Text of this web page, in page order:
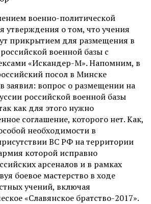
военно-политической
утверждения о том, что учения
прикрытием для размещения в
военной базы с
«Искандер-М». Напомним, в
посол в Минске
заявил: вопрос о размещении на
российской военной базы
как для этого нужно
соглашение, которого нет. Как,
необходимости в
ВС РФ на территории
которой исправно
арсеналов и в рамках
боевое мастерство в ходе
учений, включая
«Славянское братство-2017».